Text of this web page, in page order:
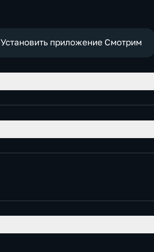
Установить приложение Смотрим